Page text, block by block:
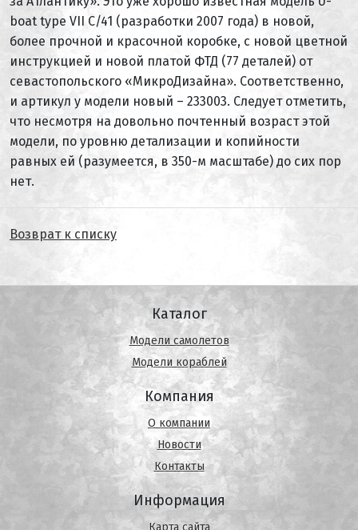
boat type VII C/41 (разработки 2007 года) в новой,
более прочной и красочной коробке, с новой цветной
инструкцией и новой платой ФТД (77 деталей) от
севастопольского «МикроДизайна». Соответственно,
и артикул у модели новый – 233003. Следует отметить,
что несмотря на довольно почтенный возраст этой
модели, по уровню детализации и копийности
равных ей (разумеется, в 350-м масштабе) до сих пор
нет.
Возврат к списку
Каталог
Модели самолетов
Модели кораблей
Компания
О компании
Новости
Контакты
Информация
Карта сайта